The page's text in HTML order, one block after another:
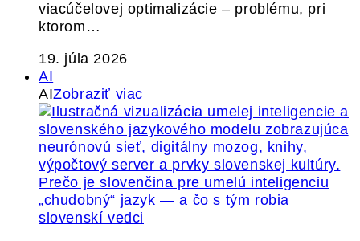
viacúčelovej optimalizácie – problému, pri
ktorom…
19. júla 2026
AI
AIZobraziť viac
Prečo je slovenčina pre umelú inteligenciu
„chudobný“ jazyk — a čo s tým robia
slovenskí vedci